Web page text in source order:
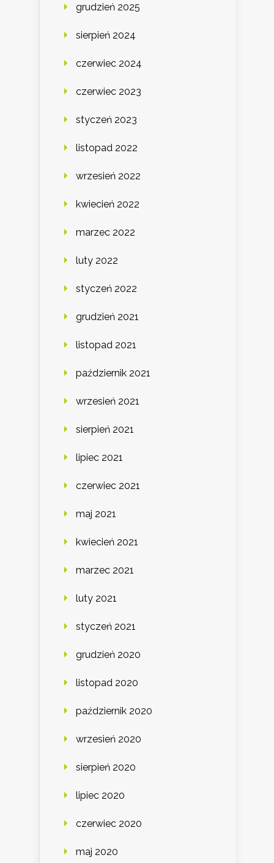
grudzień 2025
sierpień 2024
czerwiec 2024
czerwiec 2023
styczeń 2023
listopad 2022
wrzesień 2022
kwiecień 2022
marzec 2022
luty 2022
styczeń 2022
grudzień 2021
listopad 2021
październik 2021
wrzesień 2021
sierpień 2021
lipiec 2021
czerwiec 2021
maj 2021
kwiecień 2021
marzec 2021
luty 2021
styczeń 2021
grudzień 2020
listopad 2020
październik 2020
wrzesień 2020
sierpień 2020
lipiec 2020
czerwiec 2020
maj 2020